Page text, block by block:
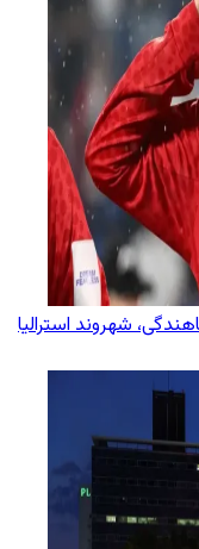
شهروند استرالیا